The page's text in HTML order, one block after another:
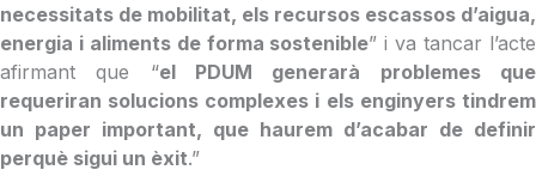
necessitats de mobilitat, els recursos escassos d’aigua,
energia i aliments de forma sostenible” i va tancar l’acte
afirmant que “el PDUM generarà problemes que
requeriran solucions complexes i els enginyers tindrem
un paper important, que haurem d’acabar de definir
perquè sigui un èxit.”